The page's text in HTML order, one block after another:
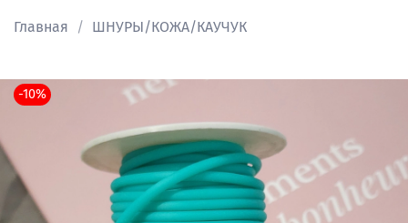
Главная ШНУРЫ/КОЖА/КАУЧУК
-10%